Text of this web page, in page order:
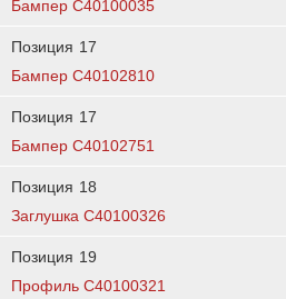
Бампер C40100035
Позиция 17
Бампер C40102810
Позиция 17
Бампер C40102751
Позиция 18
Заглушка C40100326
Позиция 19
Профиль C40100321